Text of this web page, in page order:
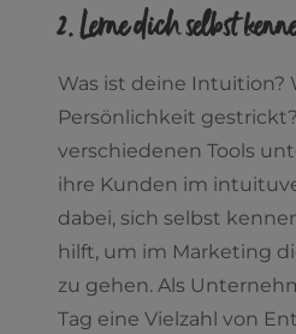
2. Lerne dich selbst
Was ist deine Intuition?
Persönlichkeit
verschiedenen Tools
ihre Kunden im
dabei, sich selbst
hilft, um im Marketing
zu gehen. Als
Tag eine Vielzahl von